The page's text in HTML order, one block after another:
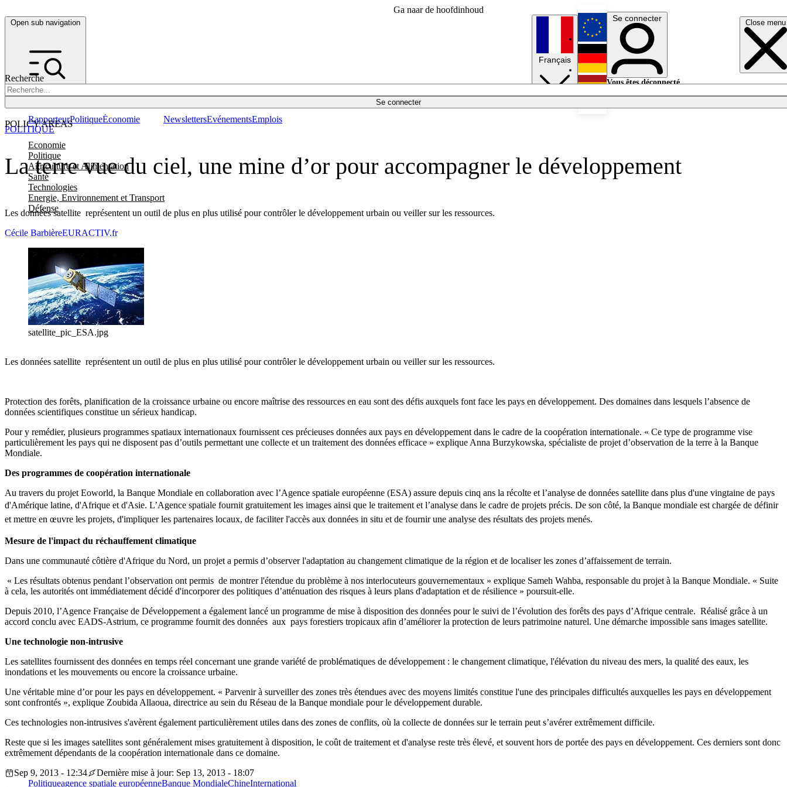
Ga naar de hoofdinhoud
Open sub navigation Close menu
Recherche
Se connecter
POLICY AREAS
Economie
Politique
Agriculture et Alimentation
Santé
Technologies
Energie, Environnement et Transport
Défense
RapporteurPolitiqueÉconomie NewslettersEvénementsEmplois
Français
English
Deutsch
Se connecter
Vous êtes déconnecté.
La terre vue du ciel, une mine d’or pour accompagner le développement
Les données satellite représentent un outil de plus en plus utilisé pour contrôler le développement urbain ou veiller sur les ressources.
POLITIQUE
Cécile BarbièreEURACTIV.fr
satellite_pic_ESA.jpg
Les données satellite représentent un outil de plus en plus utilisé pour contrôler le développement urbain ou veiller sur les ressources.
Protection des forêts, planification de la croissance urbaine ou encore maîtrise des ressources en eau sont des défis auxquels font face les pays en développement. Des domaines dans lesquels l’absence de
données scientifiques constitue un sérieux handicap.
Pour y remédier, plusieurs programmes spatiaux internationaux fournissent ces précieuses données aux pays en développement dans le cadre de la coopération internationale. « Ce type de programme vise
particulièrement les pays qui ne disposent pas d’outils permettant une collecte et un traitement des données efficace » explique Anna Burzykowska, spécialiste de projet d’observation de la terre à la Banque
Mondiale.
Des programmes de coopération internationale
Au travers du projet Eoworld, la Banque Mondiale en collaboration avec l’Agence spatiale européenne (ESA) assure depuis cinq ans la récolte et l’analyse de données satellite dans plus d'une vingtaine de pays
d'Amérique latine, d'Afrique et d'Asie. L’Agence spatiale fournit gratuitement les images ainsi que le traitement et l’analyse dans le cadre de projets précis. De son côté, la Banque mondiale est chargée de définir
et mettre en œuvre les projets, d'impliquer les partenaires locaux, de faciliter l'accès aux données in situ et de fournir une analyse des résultats des projets menés.
Mesure de l'impact du réchauffement climatique
Dans une communauté côtière d'Afrique du Nord, un projet a permis d’observer l'adaptation au changement climatique de la région et de localiser les zones d’affaissement de terrain.
« Les résultats obtenus pendant l’observation ont permis de montrer l'étendue du problème à nos interlocuteurs gouvernementaux » explique Sameh Wahba, responsable du projet à la Banque Mondiale. « Suite
à cela, les autorités ont immédiatement décidé d'incorporer des politiques d’atténuation des risques à leurs plans d'adaptation et de résilience » poursuit-elle.
Depuis 2010, l’Agence Française de Développement a également lancé un programme de mise à disposition des données pour le suivi de l’évolution des forêts des pays d’Afrique centrale. Réalisé grâce à un
accord conclu avec EADS-Astrium, ce programme fournit des données aux pays forestiers tropicaux afin d’améliorer la protection de leurs patrimoine naturel. Une démarche impossible sans images satellite.
Une technologie non-intrusive
Les satellites fournissent des données en temps réel concernant une grande variété de problématiques de développement : le changement climatique, l'élévation du niveau des mers, la qualité des eaux, les
inondations et les mouvements ou encore la croissance urbaine.
Une véritable mine d’or pour les pays en développement. « Parvenir à surveiller des zones très étendues avec des moyens limités constitue l'une des principales difficultés auxquelles les pays en développement
sont confrontés », explique Zoubida Allaoua, directrice au sein du Réseau de la Banque mondiale pour le développement durable.
Ces technologies non-intrusives s'avèrent également particulièrement utiles dans des zones de conflits, où la collecte de données sur le terrain peut s’avérer extrêmement difficile.
Reste que si les images satellites sont généralement mises gratuitement à disposition, le coût de traitement et d'analyse reste très élevé, et souvent hors de portée des pays en développement. Ces derniers sont donc
extrêmement dépendants de la coopération internationale dans ce domaine.
Sep 9, 2013 - 12:34
Dernière mise à jour: Sep 13, 2013 - 18:07
Politiqueagence spatiale européenneBanque MondialeChineInternational